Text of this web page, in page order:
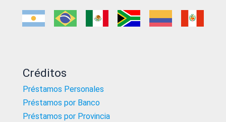
Créditos
Préstamos Personales
Préstamos por Banco
Préstamos por Provincia